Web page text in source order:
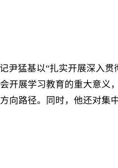
尹猛基以“扎实开展深入
开展学习教育的重大意义
向路径。同时，他还对集